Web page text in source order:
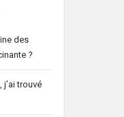
des
?
j’ai trouvé